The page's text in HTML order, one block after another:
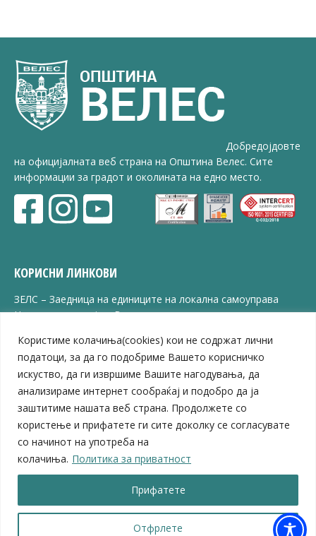
Користиме колачиња(cookies) кои не содржат лични
податоци, за да го подобриме Вашето корисничко
искуство, да ги извршиме Вашите нагодувања, да
анализираме интернет сообраќај и подобро да ја
заштитиме нашата веб страна. Продолжете со
користење и прифатете ги сите доколку се согласувате
со начинот на употреба на
колачиња. Политика за приватност
Отфрлете
Прифатете
Добредојдовте
на официјалната веб страна на Општина Велес. Сите
информации за градот и околината на едно место.
КОРИСНИ ЛИНКОВИ
ЗЕЛС – Заедница на единиците на локална самоуправа
Центар за развој на Вардарски плански регион
ЈПССО „Парк – спорт и паркинзи“
ЛБ „Гоце Делчев“
ЛУ „Народен Музеј“
Влада на Република Северна Македонија
Собрание на Република Северна Македонија
Министерство за финансии
Министерство за транспорт
Министерство за локална самоуправа
Министерство за јавна администрација
Министерство за образование и наука
© 2026 Општина Велес | Сите права се задржани